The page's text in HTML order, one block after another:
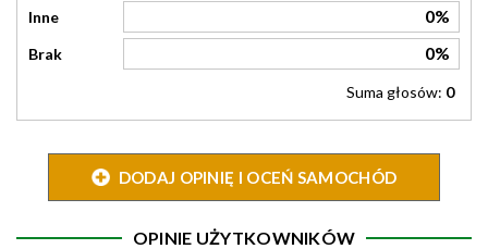
Inne 0%
Brak 0%
Suma głosów: 0
DODAJ OPINIĘ I OCEŃ SAMOCHÓD
OPINIE UŻYTKOWNIKÓW